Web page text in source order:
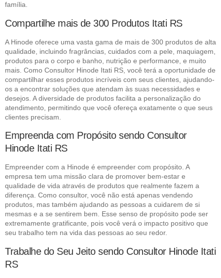
família.
Compartilhe mais de 300 Produtos Itati RS
A Hinode oferece uma vasta gama de mais de 300 produtos de alta
qualidade, incluindo fragrâncias, cuidados com a pele, maquiagem,
produtos para o corpo e banho, nutrição e performance, e muito
mais. Como Consultor Hinode Itati RS, você terá a oportunidade de
compartilhar esses produtos incríveis com seus clientes, ajudando-
os a encontrar soluções que atendam às suas necessidades e
desejos. A diversidade de produtos facilita a personalização do
atendimento, permitindo que você ofereça exatamente o que seus
clientes precisam.
Empreenda com Propósito sendo Consultor
Hinode Itati RS
Empreender com a Hinode é empreender com propósito. A
empresa tem uma missão clara de promover bem-estar e
qualidade de vida através de produtos que realmente fazem a
diferença. Como consultor, você não está apenas vendendo
produtos, mas também ajudando as pessoas a cuidarem de si
mesmas e a se sentirem bem. Esse senso de propósito pode ser
extremamente gratificante, pois você verá o impacto positivo que
seu trabalho tem na vida das pessoas ao seu redor.
Trabalhe do Seu Jeito sendo Consultor Hinode Itati
RS